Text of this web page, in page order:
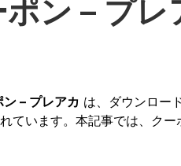
ン – プレ
– プレアカ は、ダウンロー
ています。本記事では、ク